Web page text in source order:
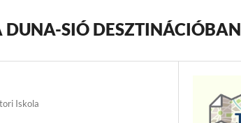
DUNA-SIÓ DESZTINÁCIÓBAN
Iskola